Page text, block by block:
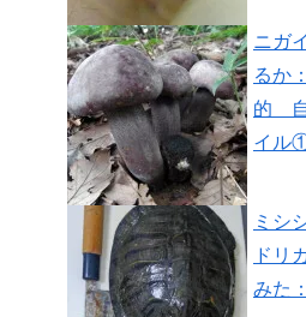
ニガ
るか
的 自
イル
ミシ
ドリ
みた